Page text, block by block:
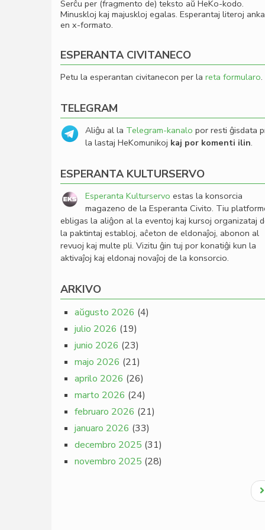
Serĉu per (fragmento de) teksto aŭ HeKo-kodo.
Minuskloj kaj majuskloj egalas. Esperantaj literoj
en x-formato.
ESPERANTA CIVITANECO
Petu la esperantan civitanecon per la reta formularo.
TELEGRAM
Aliĝu al la Telegram-kanalo por resti ĝisdata
la lastaj HeKomunikoj kaj por komenti ilin.
ESPERANTA KULTURSERVO
Esperanta Kulturservo estas la konsorcia
magazeno de la Esperanta Civito. Tiu
ebligas la aliĝon al la eventoj kaj kursoj organizataj
la paktintaj establoj, aĉeton de eldonaĵoj, abonon al
revuoj kaj multe pli. Vizitu ĝin tuj por konatiĝi kun la
aktivaĵoj kaj eldonaj novaĵoj de la konsorcio.
ARKIVO
aŭgusto 2026 (4)
julio 2026 (19)
junio 2026 (23)
majo 2026 (21)
aprilo 2026 (26)
marto 2026 (24)
februaro 2026 (21)
januaro 2026 (33)
decembro 2025 (31)
novembro 2025 (28)